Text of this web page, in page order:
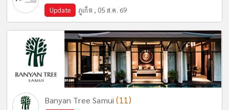
Update ภูเก็ต , 05 ส.ค. 69
Banyan Tree Samui(11)